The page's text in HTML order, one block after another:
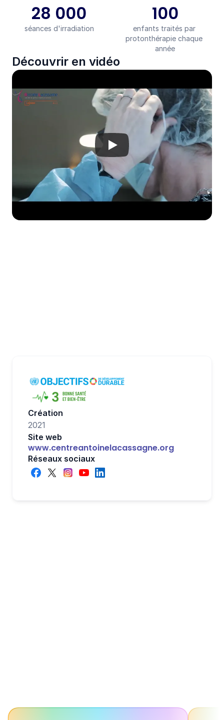
28 000
séances d'irradiation
100
enfants traités par
protonthérapie chaque
année
Découvrir en vidéo
Création
2021
Site web
www.centreantoinelacassagne.org
Réseaux sociaux